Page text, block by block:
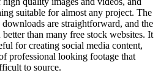
suitable for almost any project. The
are straightforward, and the
than many free stock websites. It
for creating social media content,
professional looking footage that
to source.